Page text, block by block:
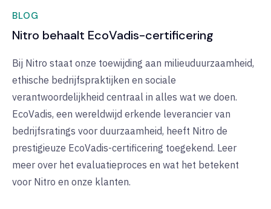
BLOG
Nitro behaalt EcoVadis-certificering
Bij Nitro staat onze toewijding aan milieuduurzaamheid,
ethische bedrijfspraktijken en sociale
verantwoordelijkheid centraal in alles wat we doen.
EcoVadis, een wereldwijd erkende leverancier van
bedrijfsratings voor duurzaamheid, heeft Nitro de
prestigieuze EcoVadis-certificering toegekend. Leer
meer over het evaluatieproces en wat het betekent
voor Nitro en onze klanten.